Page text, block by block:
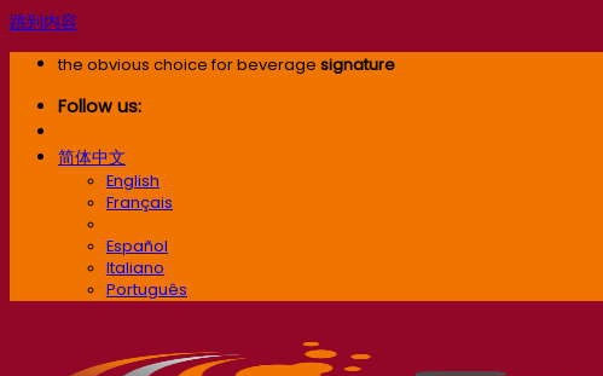
跳到内容
the obvious choice for beverage signature
Follow us:
简体中文
English
Français
Español
Italiano
Português